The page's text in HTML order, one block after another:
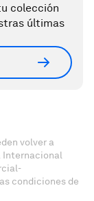
colección
últimas
volver a
Internacional
condiciones de